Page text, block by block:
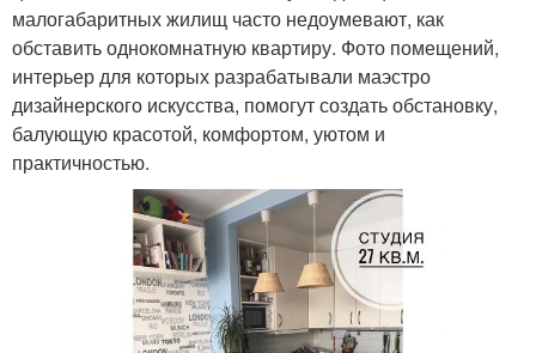
малогабаритных жилищ часто недоумевают, как
обставить однокомнатную квартиру. Фото помещений,
интерьер для которых разрабатывали маэстро
дизайнерского искусства, помогут создать обстановку,
балующую красотой, комфортом, уютом и
практичностью.